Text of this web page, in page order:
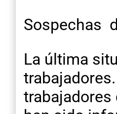
Sospechas
La última
trabajadores